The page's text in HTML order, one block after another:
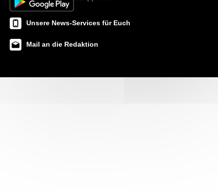
Unsere News-Services für Euch
Mail an die Redaktion